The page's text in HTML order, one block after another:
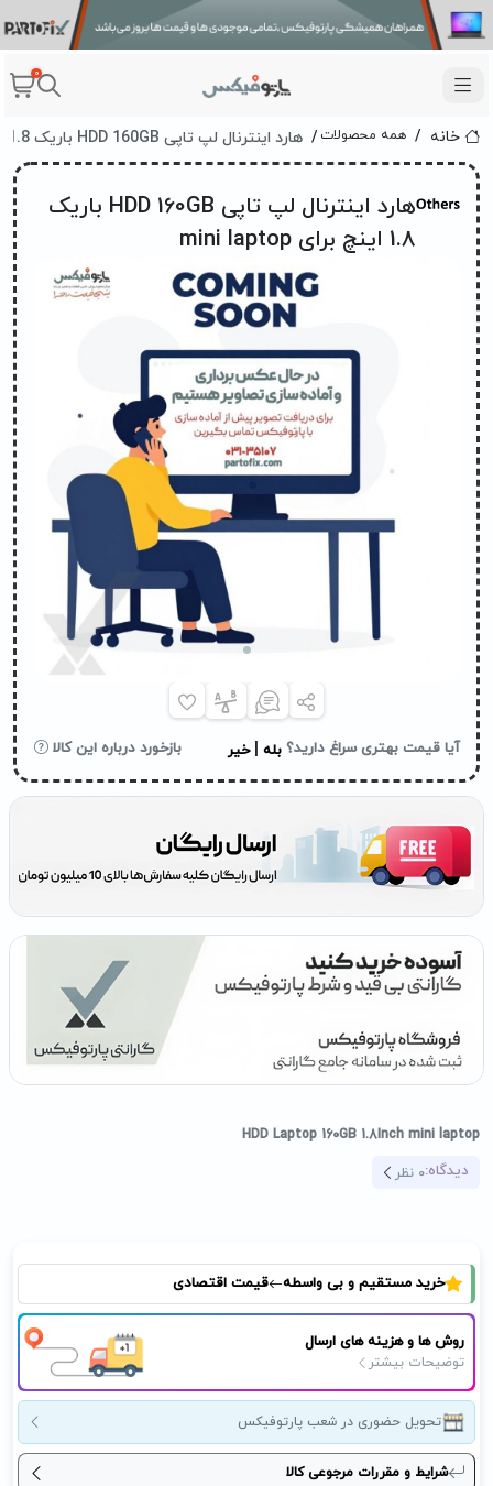
0
خانه همه محصولات هارد اینترنال لپ تاپی HDD 160GB باریک 1.8 اینچ برای mini laptop
HDD Laptop 160GB 1.8Inch mini laptop
دیدگاه:0 نظر
هارد اینترنال لپ تاپی HDD 160GB باریک
1.8 اینچ برای mini laptop
آیا قیمت بهتری سراغ دارید؟ بله خیر بازخورد درباره این کالا
خرید مستقیم و بی واسطه قیمت اقتصادی
روش ها و هزینه های ارسال
توضیحات بیشتر
تحویل حضوری در شعب پارتوفیکس
شرایط و مقررات مرجوعی کالا